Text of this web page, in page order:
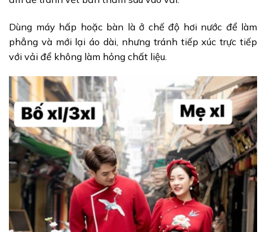
Dùng máy hấp hoặc bàn là ở chế độ hơi nước để làm
phẳng và mới lại áo dài, nhưng tránh tiếp xúc trực tiếp
với vải để không làm hỏng chất liệu.